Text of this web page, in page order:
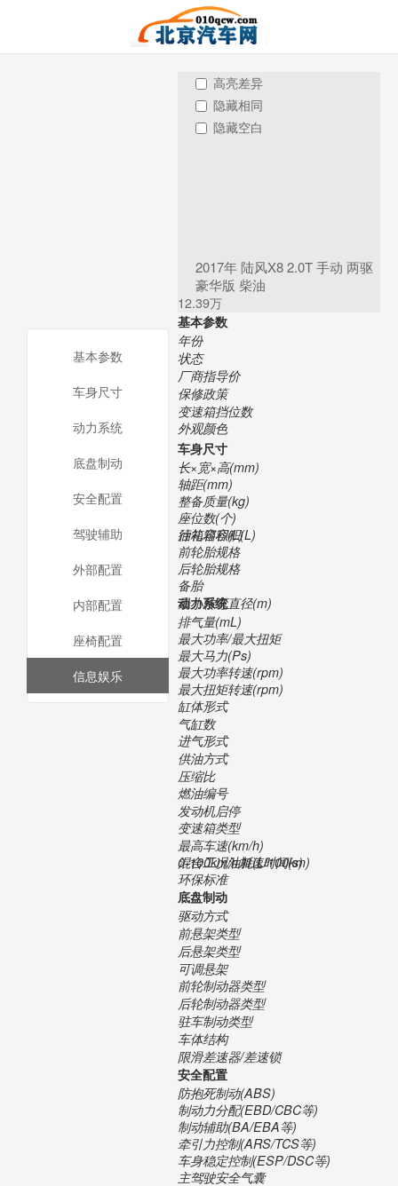
高亮差异
隐藏相同
隐藏空白
2017年 陆风X8 2.0T 手动 两驱
豪华版 柴油
12.39万
基本参数
年份
状态
厂商指导价
保修政策
变速箱挡位数
外观颜色
车身尺寸
长×宽×高(mm)
轴距(mm)
整备质量(kg)
座位数(个)
行礼箱容积(L)
油箱容积(L)
前轮胎规格
后轮胎规格
备胎
最小转弯直径(m)
动力系统
排气量(mL)
最大功率/最大扭矩
最大马力(Ps)
最大功率转速(rpm)
最大扭矩转速(rpm)
缸体形式
气缸数
进气形式
供油方式
压缩比
燃油编号
发动机启停
变速箱类型
最高车速(km/h)
0-100km/h加速时间(s)
混合工况油耗(L/100km)
环保标准
底盘制动
驱动方式
前悬架类型
后悬架类型
可调悬架
前轮制动器类型
后轮制动器类型
驻车制动类型
车体结构
限滑差速器/差速锁
安全配置
防抱死制动(ABS)
制动力分配(EBD/CBC等)
制动辅助(BA/EBA等)
牵引力控制(ARS/TCS等)
车身稳定控制(ESP/DSC等)
主驾驶安全气囊
基本参数
车身尺寸
动力系统
底盘制动
安全配置
驾驶辅助
外部配置
内部配置
座椅配置
信息娱乐